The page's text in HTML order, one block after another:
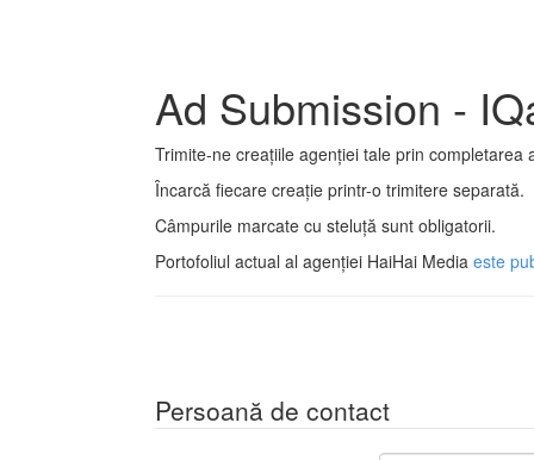
Ad Submission -
Trimite-ne creațiile agenției tale prin completarea
Încarcă fiecare creație printr-o trimitere separată.
Câmpurile marcate cu steluță sunt obligatorii.
Portofoliul actual al agenției HaiHai Media este
Persoană de contact